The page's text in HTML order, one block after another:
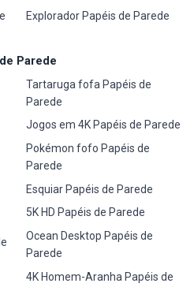
Explorador Papéis de Parede
Parede
Tartaruga fofa Papéis de
Parede
Jogos em 4K Papéis de Parede
Pokémon fofo Papéis de
Parede
Esquiar Papéis de Parede
5K HD Papéis de Parede
Ocean Desktop Papéis de
Parede
4K Homem-Aranha Papéis de